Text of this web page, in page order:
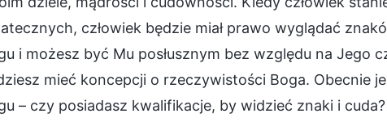
człowiek będzie miał prawo wyglądać
i możesz być Mu posłusznym bez względu na Jego
mieć koncepcji o rzeczywistości Boga. Obecnie
– czy posiadasz kwalifikacje, by widzieć znaki i